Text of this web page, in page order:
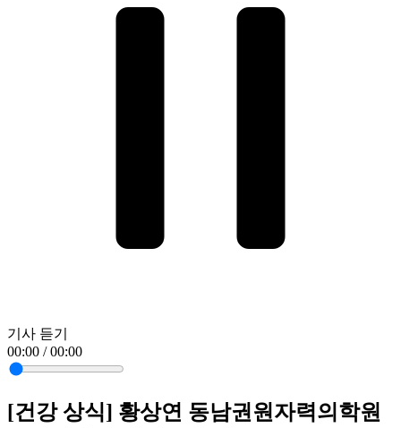
기사 듣기
00:00 / 00:00
[건강 상식] 황상연 동남권원자력의학원